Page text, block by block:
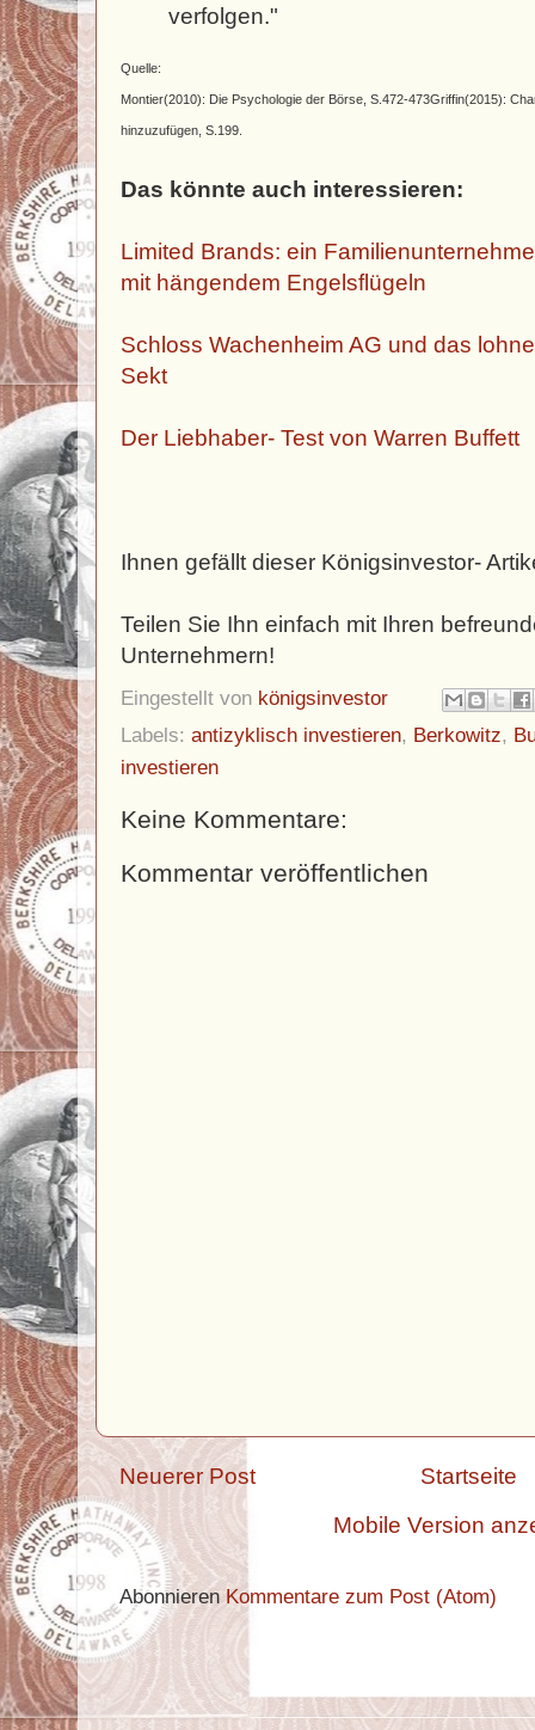
verfolgen."
Quelle:
Montier(2010): Die Psychologie der Börse, S.472-473Griffin(2015):
hinzuzufügen, S.199.
Das könnte auch interessieren:
Limited Brands: ein
mit hängendem Engelsflügeln
Schloss Wachenheim AG und das
Sekt
Der Liebhaber- Test von Warren Buffett
Ihnen gefällt dieser Königsinvestor-
Teilen Sie Ihn einfach mit Ihren
Unternehmern!
Eingestellt von königsinvestor
Labels: antizyklisch investieren, Berkowitz,
investieren
Keine Kommentare:
Kommentar veröffentlichen
Neuerer Post
Startseite
Mobile Version
Abonnieren Kommentare zum Post (Atom)